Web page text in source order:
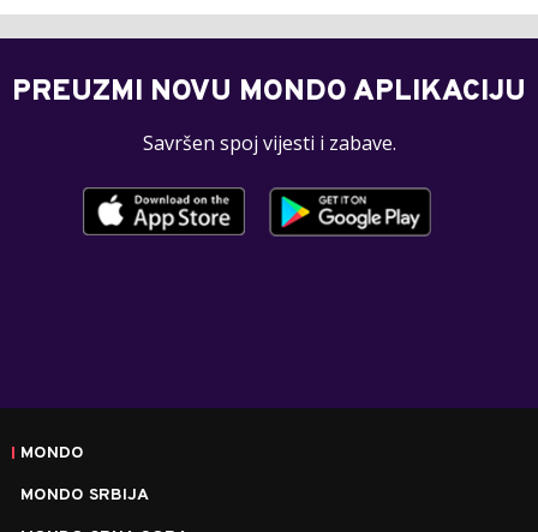
PREUZMI NOVU MONDO APLIKACIJU
Savršen spoj vijesti i zabave.
MONDO
MONDO SRBIJA